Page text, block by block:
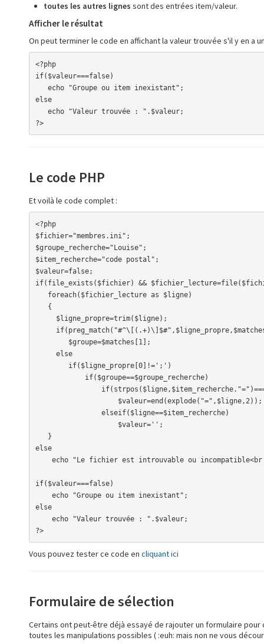
toutes les autres lignes sont des entrées item/valeur.
Afficher le résultat
On peut terminer le code en affichant la valeur trouvée s'il y en a
<?php
if($valeur===false)
else
?>
Le code PHP
Et voilà le code complet :
<?php
$fichier="membres.ini";
$groupe_recherche="Louise";
$item_recherche="code postal";
$valeur=false;
if(file_exists($fichier) &&
else
if($valeur===false)
else
?>
Vous pouvez tester ce code en cliquant ici
Formulaire de sélection
Certains ont peut-être déjà essayé de rajouter un formulaire
toutes les manipulations possibles ( :euh: mais non ne vous